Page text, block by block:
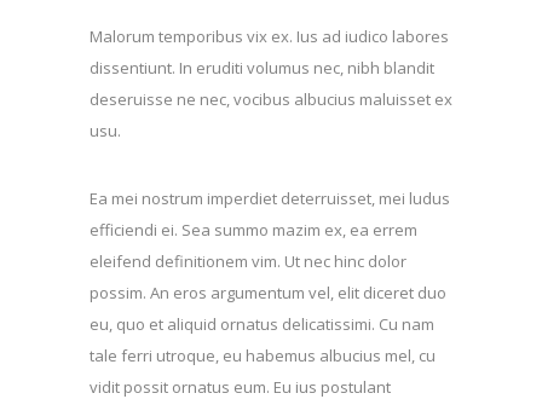
Malorum temporibus vix ex. Ius ad iudico labores
dissentiunt. In eruditi volumus nec, nibh blandit
deseruisse ne nec, vocibus albucius maluisset ex
usu.
Ea mei nostrum imperdiet deterruisset, mei ludus
efficiendi ei. Sea summo mazim ex, ea errem
eleifend definitionem vim. Ut nec hinc dolor
possim. An eros argumentum vel, elit diceret duo
eu, quo et aliquid ornatus delicatissimi. Cu nam
tale ferri utroque, eu habemus albucius mel, cu
vidit possit ornatus eum. Eu ius postulant